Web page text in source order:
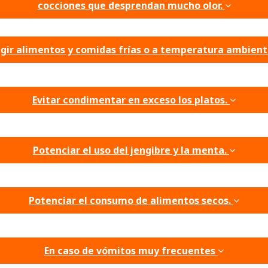
cocciones que desprendan mucho olor.
alimentos y comidas frías o a temperatura
Evitar condimentar en exceso los platos.
Potenciar el uso del jengibre y la menta.
Potenciar el consumo de alimentos secos.
En caso de vómitos muy frecuentes